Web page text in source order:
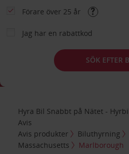
Förare över 25 år
Jag har en rabattkod
SÖK EFTER
Hyra Bil Snabbt på Nätet -
Avis
Avis produkter
Biluthyrning
Massachusetts
Marlborough